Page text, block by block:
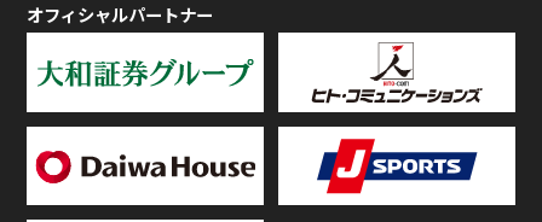
オフィシャルパートナー